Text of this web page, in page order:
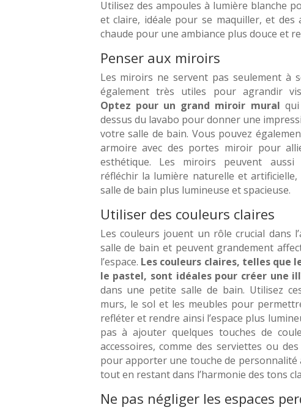
Utilisez des ampoules à lumière blanche
et claire, idéale pour se maquiller, et des
chaude pour une ambiance plus douce et
Penser aux miroirs
Les miroirs ne servent pas seulement à
également très utiles pour agrandir
Optez pour un grand miroir mural
dessus du lavabo pour donner une
votre salle de bain. Vous pouvez
armoire avec des portes miroir pour
esthétique. Les miroirs peuvent
réfléchir la lumière naturelle et
salle de bain plus lumineuse et spacieuse.
Utiliser des couleurs claires
Les couleurs jouent un rôle crucial dans
salle de bain et peuvent grandement
l’espace. Les couleurs claires, telles que
le pastel, sont idéales pour créer une
dans une petite salle de bain. Utilisez
murs, le sol et les meubles pour
refléter et rendre ainsi l’espace plus
pas à ajouter quelques touches de
accessoires, comme des serviettes ou
pour apporter une touche de personnalité
tout en restant dans l’harmonie des tons
Ne pas négliger les espaces